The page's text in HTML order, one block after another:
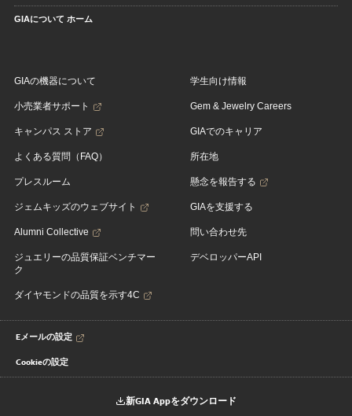
GIAについて ホーム
GIAの機器について
小売業者サポート
キャンパス ストア
よくある質問（FAQ）
プレスルーム
ジェムキッズのウェブサイト
Alumni Collective
ジュエリーの品質保証ベンチマー
ク
ダイヤモンドの品質を示す4C
学生向け情報
Gem & Jewelry Careers
GIAでのキャリア
所在地
懸念を報告する
GIAを支援する
問い合わせ先
デベロッパーAPI
Eメールの設定
Cookieの設定
新GIA Appをダウンロード